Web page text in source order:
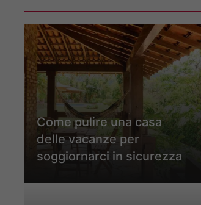
Come pulire una casa
delle vacanze per
soggiornarci in sicurezza